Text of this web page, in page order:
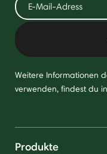
Weitere Informationen
verwenden, findest du
Produkte